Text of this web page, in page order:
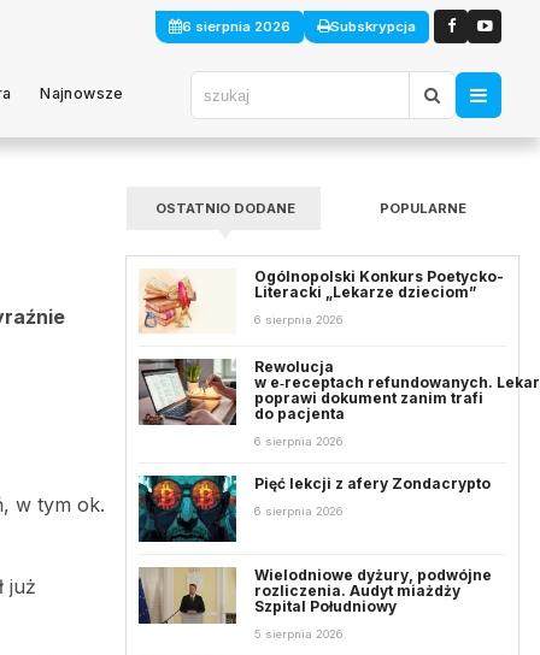
6 sierpnia 2026 Subskrypcja
Najnowsze
w tym ok.
już
OSTATNIO DODANE POPULARNE
Ogólnopolski Konkurs Poetycko-
Literacki „Lekarze dzieciom”
6 sierpnia 2026
Rewolucja
w e‑receptach refundowanych.
poprawi dokument zanim trafi
do pacjenta
6 sierpnia 2026
Pięć lekcji z afery Zondacrypto
6 sierpnia 2026
Wielodniowe dyżury, podwójne
rozliczenia. Audyt miażdży
Szpital Południowy
5 sierpnia 2026